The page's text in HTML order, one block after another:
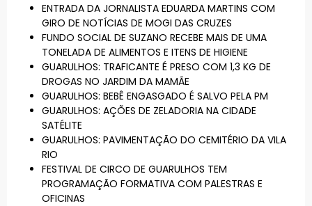
ENTRADA DA JORNALISTA EDUARDA MARTINS COM
GIRO DE NOTÍCIAS DE MOGI DAS CRUZES
FUNDO SOCIAL DE SUZANO RECEBE MAIS DE UMA
TONELADA DE ALIMENTOS E ITENS DE HIGIENE
GUARULHOS: TRAFICANTE É PRESO COM 1,3 KG DE
DROGAS NO JARDIM DA MAMÃE
GUARULHOS: BEBÊ ENGASGADO É SALVO PELA PM
GUARULHOS: AÇÕES DE ZELADORIA NA CIDADE
SATÉLITE
GUARULHOS: PAVIMENTAÇÃO DO CEMITÉRIO DA VILA
RIO
FESTIVAL DE CIRCO DE GUARULHOS TEM
PROGRAMAÇÃO FORMATIVA COM PALESTRAS E
OFICINAS